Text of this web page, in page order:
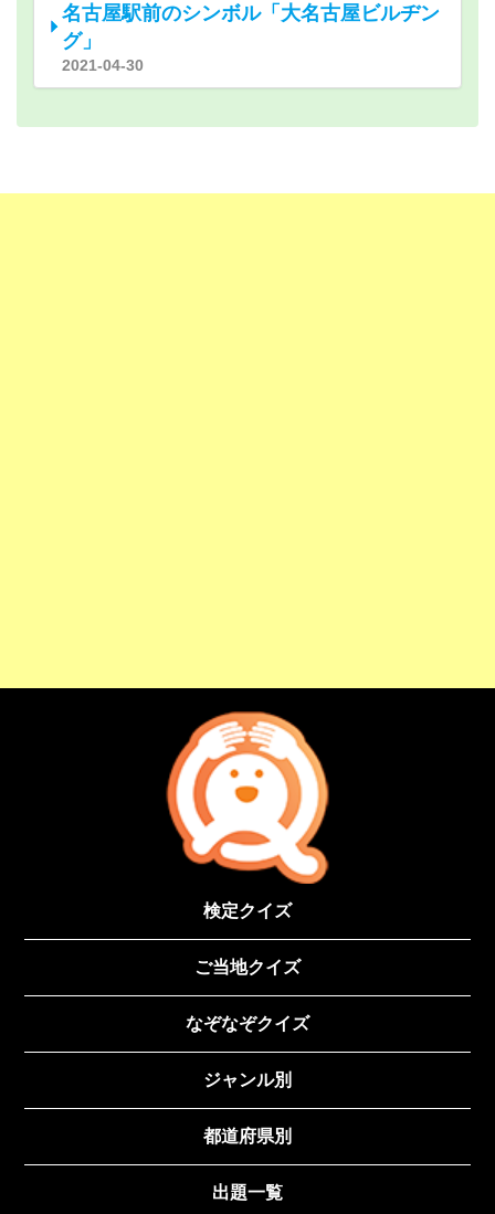
名古屋駅前のシンボル「大名古屋ビルヂン
グ」
2021-04-30
検定クイズ
ご当地クイズ
なぞなぞクイズ
ジャンル別
都道府県別
出題一覧